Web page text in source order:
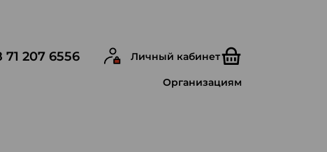
71 207 6556 Личный кабинет
Организациям